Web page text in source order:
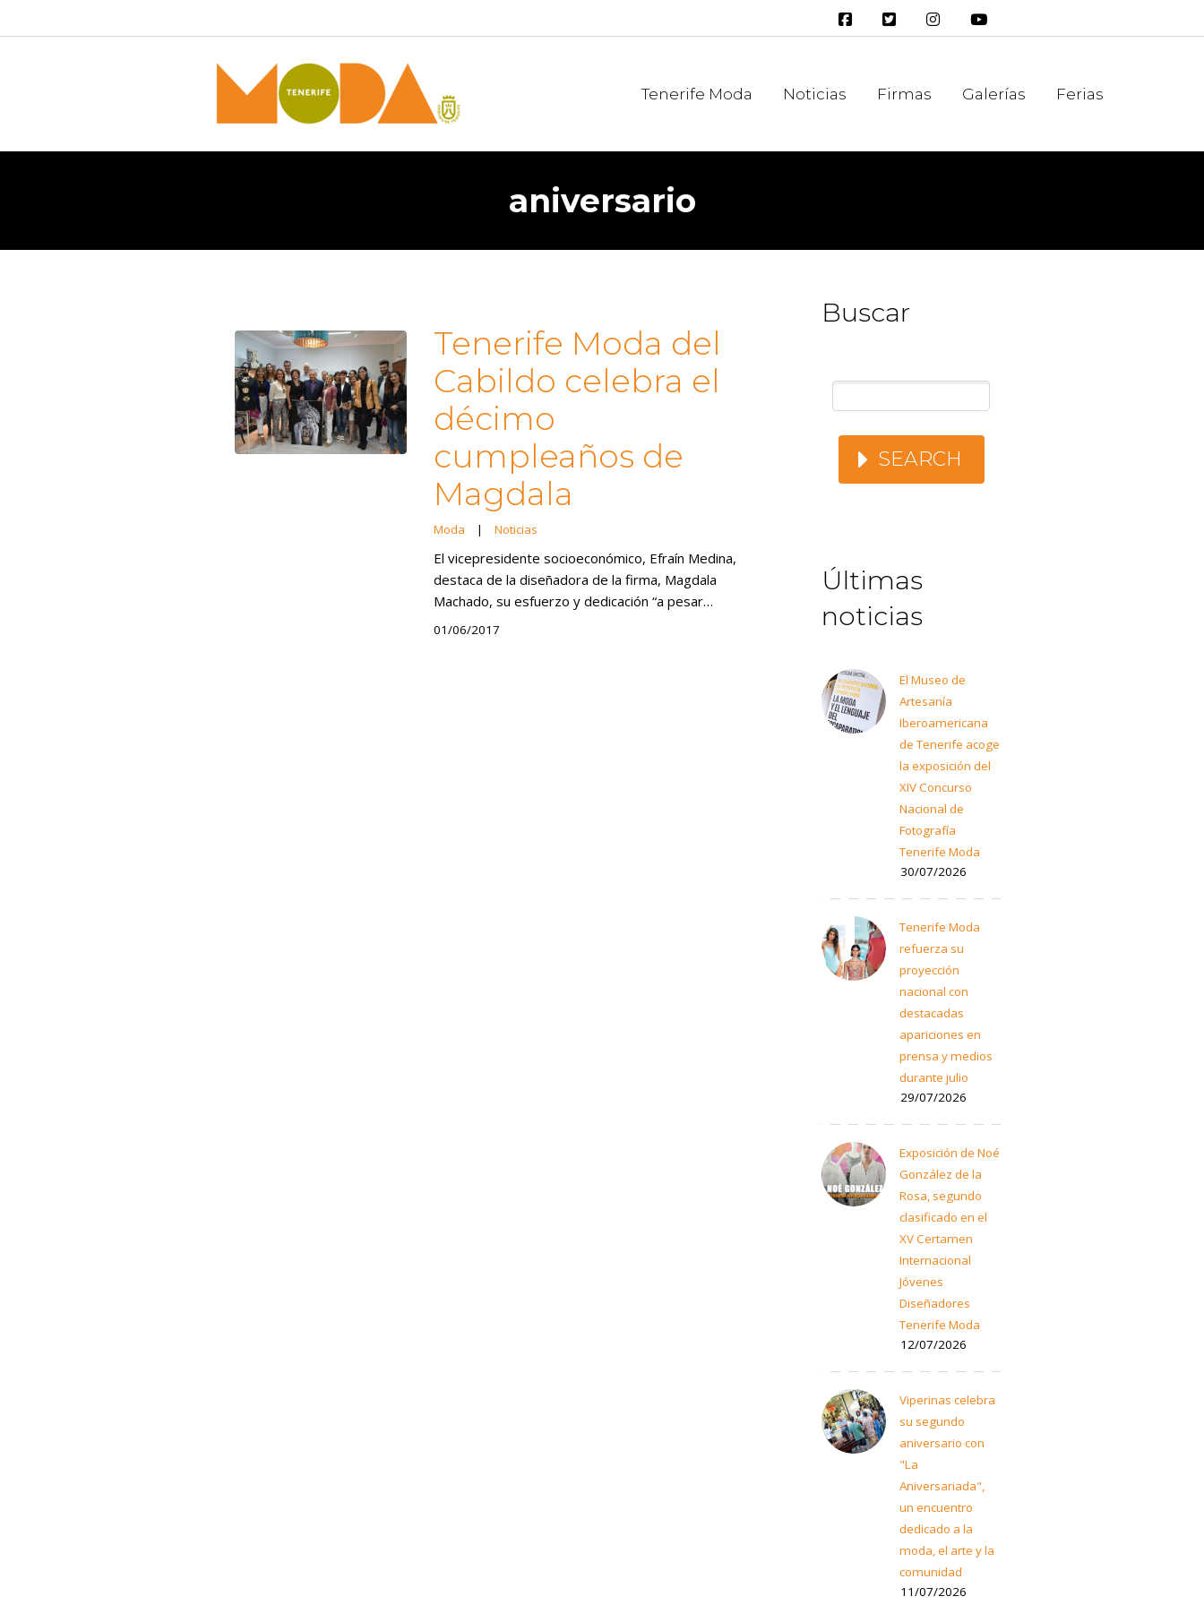
Tenerife Moda Noticias Firmas Galerías Ferias
aniversario
Tenerife Moda del
Cabildo celebra el
décimo
cumpleaños de
Magdala
Moda | Noticias
El vicepresidente socioeconómico, Efraín Medina,
destaca de la diseñadora de la firma, Magdala
Machado, su esfuerzo y dedicación “a pesar…
01/06/2017
Buscar
SEARCH
Últimas
noticias
El Museo de
Artesanía
Iberoamericana
de Tenerife acoge
la exposición del
XIV Concurso
Nacional de
Fotografía
Tenerife Moda
30/07/2026
Tenerife Moda
refuerza su
proyección
nacional con
destacadas
apariciones en
prensa y medios
durante julio
29/07/2026
Exposición de Noé
González de la
Rosa, segundo
clasificado en el
XV Certamen
Internacional
Jóvenes
Diseñadores
Tenerife Moda
12/07/2026
Viperinas celebra
su segundo
aniversario con
"La
Aniversariada",
un encuentro
dedicado a la
moda, el arte y la
comunidad
11/07/2026